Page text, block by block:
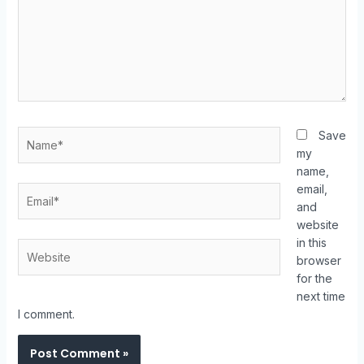
Save
my
name,
email,
and
website
in this
browser
for the
next time
I comment.